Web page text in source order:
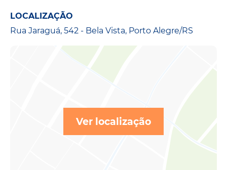
LOCALIZAÇÃO
Rua Jaraguá, 542 - Bela Vista, Porto Alegre/RS
Ver localização